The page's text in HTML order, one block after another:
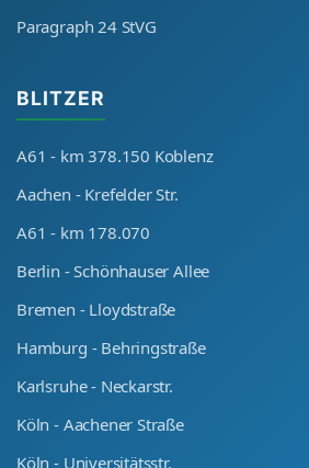
Paragraph 24 StVG
BLITZER
A61 - km 378.150 Koblenz
Aachen - Krefelder Str.
A61 - km 178.070
Berlin - Schönhauser Allee
Bremen - Lloydstraße
Hamburg - Behringstraße
Karlsruhe - Neckarstr.
Köln - Aachener Straße
Köln - Universitätsstr.